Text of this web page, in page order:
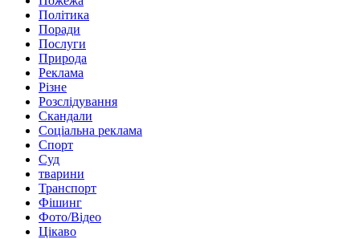
Політика
Поради
Послуги
Природа
Реклама
Різне
Розслідування
Скандали
Соціальна реклама
Спорт
Суд
тварини
Транспорт
Фішинг
Фото/Відео
Цікаво